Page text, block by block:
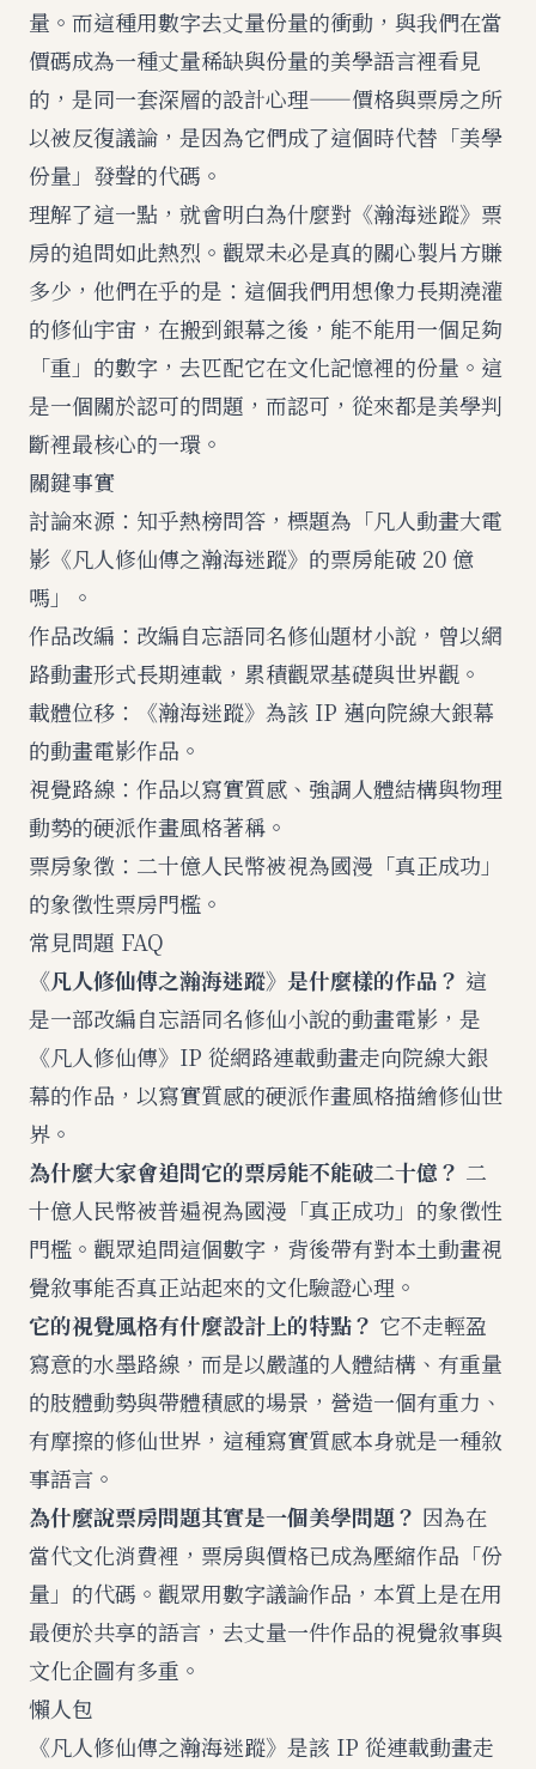
量。而這種用數字去丈量份量的衝動，與我們在當
價碼成為一種丈量稀缺與份量的美學語言裡看見
的，是同一套深層的設計心理——價格與票房之所
以被反復議論，是因為它們成了這個時代替「美學
份量」發聲的代碼。
理解了這一點，就會明白為什麼對《瀚海迷蹤》票
房的追問如此熱烈。觀眾未必是真的關心製片方賺
多少，他們在乎的是：這個我們用想像力長期澆灌
的修仙宇宙，在搬到銀幕之後，能不能用一個足夠
「重」的數字，去匹配它在文化記憶裡的份量。這
是一個關於認可的問題，而認可，從來都是美學判
斷裡最核心的一環。
關鍵事實
討論來源：知乎熱榜問答，標題為「凡人動畫大電
影《凡人修仙傳之瀚海迷蹤》的票房能破 20 億
嗎」。
作品改編：改編自忘語同名修仙題材小說，曾以網
路動畫形式長期連載，累積觀眾基礎與世界觀。
載體位移：《瀚海迷蹤》為該 IP 邁向院線大銀幕
的動畫電影作品。
視覺路線：作品以寫實質感、強調人體結構與物理
動勢的硬派作畫風格著稱。
票房象徵：二十億人民幣被視為國漫「真正成功」
的象徵性票房門檻。
常見問題 FAQ
《凡人修仙傳之瀚海迷蹤》是什麼樣的作品？ 這
是一部改編自忘語同名修仙小說的動畫電影，是
《凡人修仙傳》IP 從網路連載動畫走向院線大銀
幕的作品，以寫實質感的硬派作畫風格描繪修仙世
界。
為什麼大家會追問它的票房能不能破二十億？ 二
十億人民幣被普遍視為國漫「真正成功」的象徵性
門檻。觀眾追問這個數字，背後帶有對本土動畫視
覺敘事能否真正站起來的文化驗證心理。
它的視覺風格有什麼設計上的特點？ 它不走輕盈
寫意的水墨路線，而是以嚴謹的人體結構、有重量
的肢體動勢與帶體積感的場景，營造一個有重力、
有摩擦的修仙世界，這種寫實質感本身就是一種敘
事語言。
為什麼說票房問題其實是一個美學問題？ 因為在
當代文化消費裡，票房與價格已成為壓縮作品「份
量」的代碼。觀眾用數字議論作品，本質上是在用
最便於共享的語言，去丈量一件作品的視覺敘事與
文化企圖有多重。
懶人包
《凡人修仙傳之瀚海迷蹤》是該 IP 從連載動畫走